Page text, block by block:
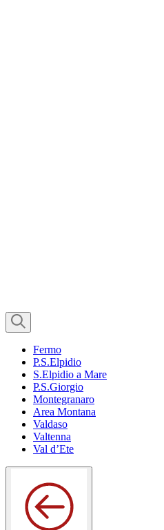
Fermo
P.S.Elpidio
S.Elpidio a Mare
P.S.Giorgio
Montegranaro
Area Montana
Valdaso
Valtenna
Val d’Ete